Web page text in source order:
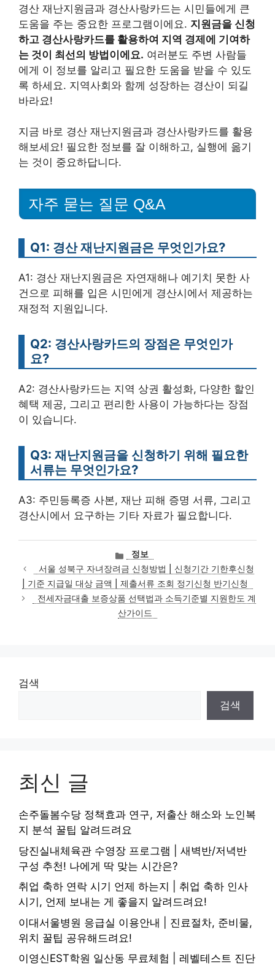
경산 재난지원금과 경산사랑카드는 시민들에게 큰
도움을 주는 중요한 프로그램이에요. 지원금을 신청
하고 경산사랑카드를 활용하여 지역 경제에 기여하
는 것이 최선의 방법이에요. 여러분도 주변 사람들
에게 이 정보를 알리고 필요한 도움을 받을 수 있도
록 하세요. 지역사회와 함께 성장하는 경산이 되길
바라요!
지금 바로 경산 재난지원금과 경산사랑카드를 활용
해보세요! 필요한 정보를 잘 이해하고, 실행에 옮기
는 것이 중요하답니다.
자주 묻는 질문 Q&A
Q1: 경산 재난지원금은 무엇인가요?
A1: 경산 재난지원금은 자연재해나 예기치 못한 사
건으로 피해를 입은 시민에게 경산시에서 제공하는
재정적 지원입니다.
Q2: 경산사랑카드의 장점은 무엇인가
요?
A2: 경산사랑카드는 지역 상권 활성화, 다양한 할인
혜택 제공, 그리고 편리한 사용이 가능하다는 장점
이 있습니다.
Q3: 재난지원금을 신청하기 위해 필요한
서류는 무엇인가요?
A3: 주민등록증 사본, 재난 피해 증명 서류, 그리고
경산시에서 요구하는 기타 자료가 필요합니다.
카
테
고
리
정보
서울 성북구 자녀장려금 신청방법 | 신청기간 기한후신청
| 기준 지급일 대상 금액 | 제출서류 조회 정기신청 반기신청
전세자금대출 보증상품 선택법과 소득기준별 지원한도 계
산가이드
검색
검색
최신 글
손주돌봄수당 정책효과 연구, 저출산 해소와 노인복
지 분석 꿀팁 알려드려요
당진실내체육관 수영장 프로그램 | 새벽반/저녁반
구성 추천! 나에게 딱 맞는 시간은?
취업 축하 연락 시기 언제 하는지 | 취업 축하 인사
시기, 언제 보내는 게 좋을지 알려드려요!
이대서울병원 응급실 이용안내 | 진료절차, 준비물,
위치 꿀팁 공유해드려요!
이영신EST학원 일산동 무료체험 | 레벨테스트 진단